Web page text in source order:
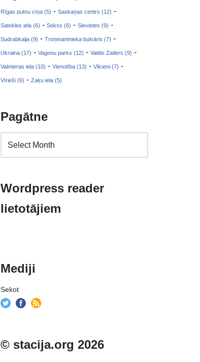
Rīgas putnu cīņa (5) - Saskaņas centrs (12) -
Satekles iela (6) - Sekss (6) - Sievietes (9) -
Sudrabkaija (9) - Troņmantnieka bulvāris (7) -
Ukraina (17) - Vagonu parks (12) - Valdis Zatlers (9) -
Valmieras iela (10) - Vienotība (13) - Vilcieni (7) -
Vīrieši (6) - Zaķu iela (5)
Pagātne
Wordpress reader
lietotājiem
Mediji
Sekot
© stacija.org 2026